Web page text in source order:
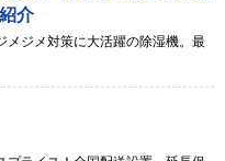
介
メジメ対策に大活躍の除湿機。最